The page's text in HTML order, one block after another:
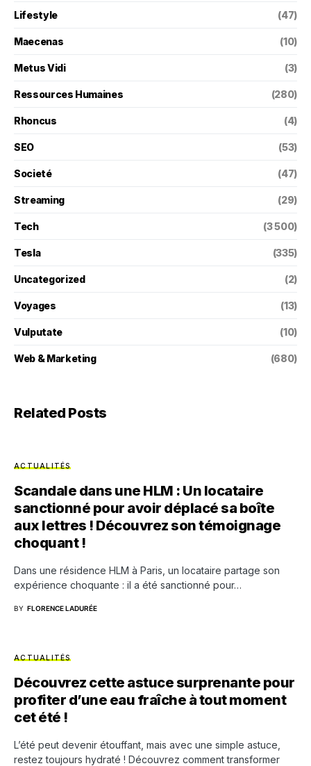
Lifestyle (47)
Maecenas (10)
Metus Vidi (3)
Ressources Humaines (280)
Rhoncus (4)
SEO (53)
Societé (47)
Streaming (29)
Tech (3 500)
Tesla (335)
Uncategorized (2)
Voyages (13)
Vulputate (10)
Web & Marketing (680)
Related Posts
ACTUALITÉS
Scandale dans une HLM : Un locataire
sanctionné pour avoir déplacé sa boîte
aux lettres ! Découvrez son témoignage
choquant !
Dans une résidence HLM à Paris, un locataire partage son
expérience choquante : il a été sanctionné pour…
BY FLORENCE LADURÉE
ACTUALITÉS
Découvrez cette astuce surprenante pour
profiter d’une eau fraîche à tout moment
cet été !
L’été peut devenir étouffant, mais avec une simple astuce,
restez toujours hydraté ! Découvrez comment transformer